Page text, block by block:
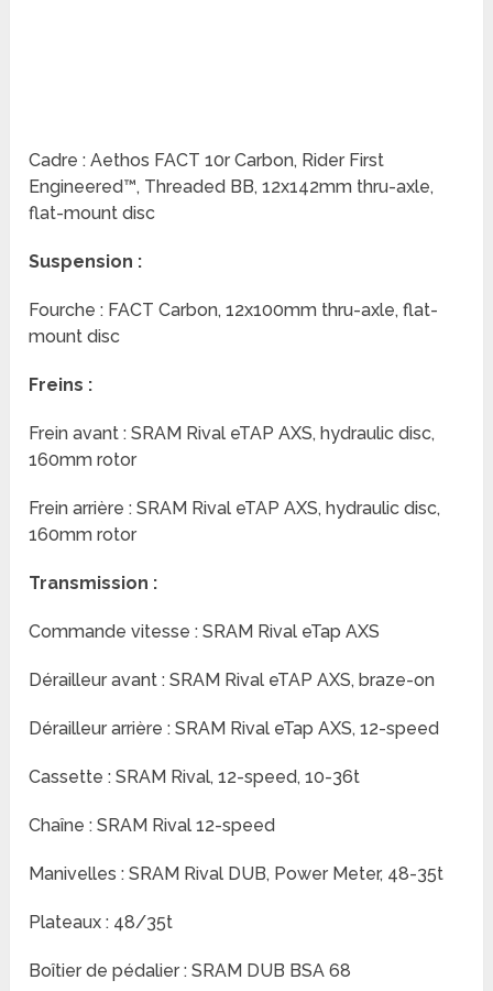
Cadre : Aethos FACT 10r Carbon, Rider First
Engineered™, Threaded BB, 12x142mm thru-axle,
flat-mount disc
Suspension :
Fourche : FACT Carbon, 12x100mm thru-axle, flat-
mount disc
Freins :
Frein avant : SRAM Rival eTAP AXS, hydraulic disc,
160mm rotor
Frein arrière : SRAM Rival eTAP AXS, hydraulic disc,
160mm rotor
Transmission :
Commande vitesse : SRAM Rival eTap AXS
Dérailleur avant : SRAM Rival eTAP AXS, braze-on
Dérailleur arrière : SRAM Rival eTap AXS, 12-speed
Cassette : SRAM Rival, 12-speed, 10-36t
Chaîne : SRAM Rival 12-speed
Manivelles : SRAM Rival DUB, Power Meter, 48-35t
Plateaux : 48/35t
Boîtier de pédalier : SRAM DUB BSA 68